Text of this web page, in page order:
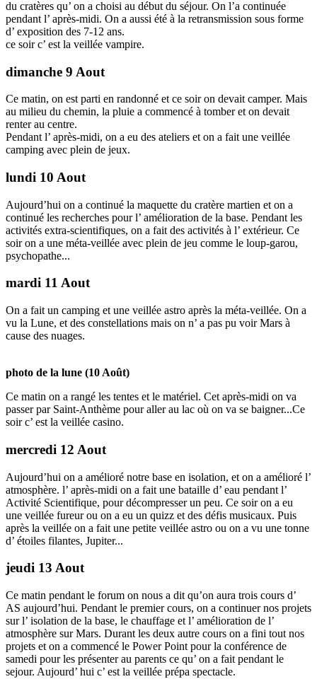
du cratères qu’ on a choisi au début du séjour. On l’a continuée
pendant l’ après-midi. On a aussi été à la retransmission sous forme
d’ exposition des 7-12 ans.
ce soir c’ est la veillée vampire.
dimanche 9 Aout
Ce matin, on est parti en randonné et ce soir on devait camper. Mais
au milieu du chemin, la pluie a commencé à tomber et on devait
renter au centre.
Pendant l’ après-midi, on a eu des ateliers et on a fait une veillée
camping avec plein de jeux.
lundi 10 Aout
Aujourd’hui on a continué la maquette du cratère martien et on a
continué les recherches pour l’ amélioration de la base. Pendant les
activités extra-scientifiques, on a fait des activités à l’ extérieur. Ce
soir on a une méta-veillée avec plein de jeu comme le loup-garou,
psychopathe...
mardi 11 Aout
On a fait un camping et une veillée astro après la méta-veillée. On a
vu la Lune, et des constellations mais on n’ a pas pu voir Mars à
cause des nuages.
photo de la lune (10 Août)
Ce matin on a rangé les tentes et le matériel. Cet après-midi on va
passer par Saint-Anthème pour aller au lac où on va se baigner...Ce
soir c’ est la veillée casino.
mercredi 12 Aout
Aujourd’hui on a amélioré notre base en isolation, et on a amélioré l’
atmosphère. l’ après-midi on a fait une bataille d’ eau pendant l’
Activité Scientifique, pour décompresser un peu. Ce soir on a eu
une veillée fureur ou on a eu un quizz et des défis musicaux. Puis
après la veillée on a fait une petite veillée astro ou on a vu une tonne
d’ étoiles filantes, Jupiter...
jeudi 13 Aout
Ce matin pendant le forum on nous a dit qu’on aura trois cours d’
AS aujourd’hui. Pendant le premier cours, on a continuer nos projets
sur l’ isolation de la base, le chauffage et l’ amélioration de l’
atmosphère sur Mars. Durant les deux autre cours on a fini tout nos
projets et on a commencé le Power Point pour la conférence de
samedi pour les présenter au parents ce qu’ on a fait pendant le
sejour. Aujourd’ hui c’ est la veillée prépa spectacle.